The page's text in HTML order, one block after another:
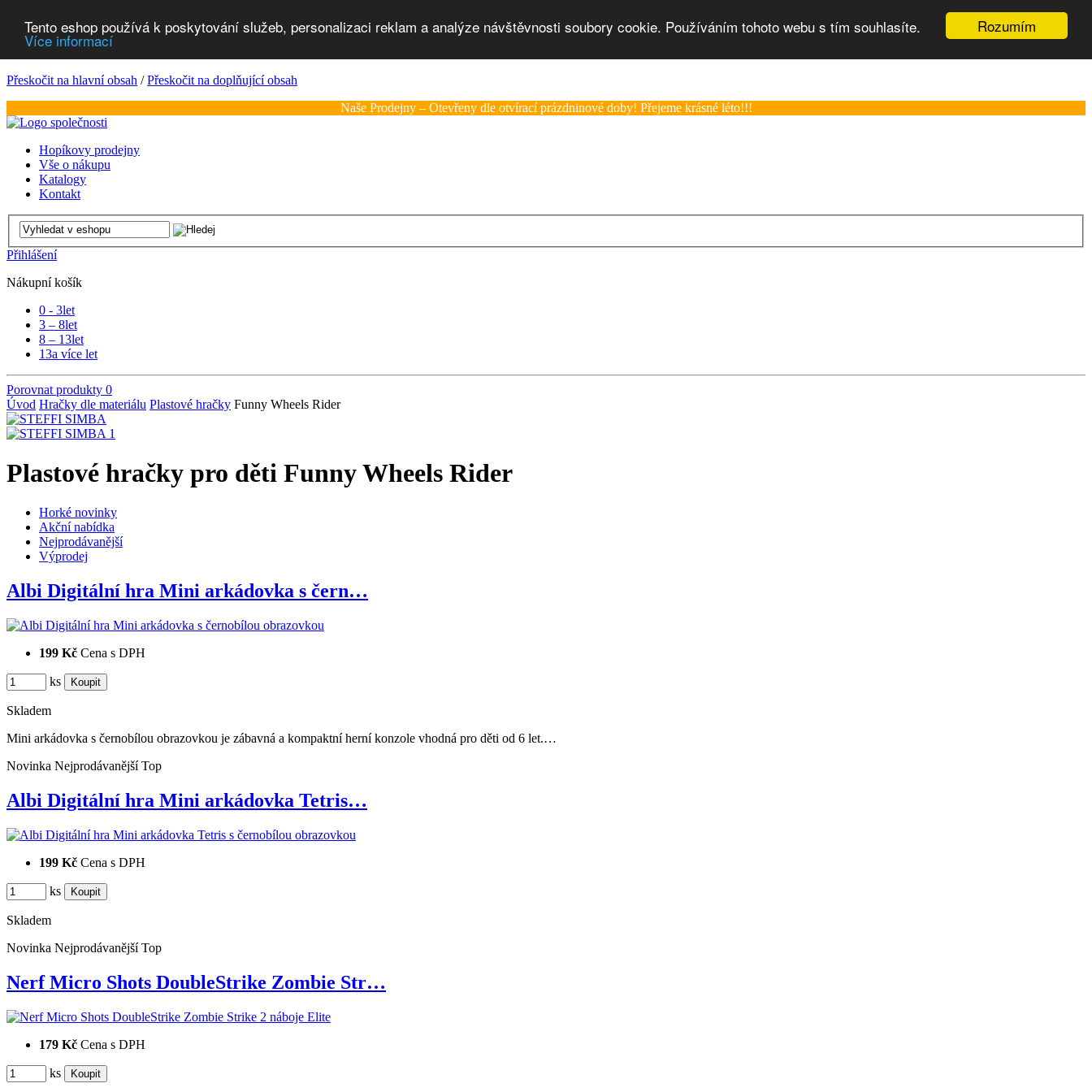
Rozumím
Tento eshop používá k poskytování služeb, personalizaci reklam a analýze návštěvnosti soubory cookie. Používáním tohoto webu s tím souhlasíte.
Více informací
Přeskočit na hlavní obsah /Přeskočit na doplňující obsah
Naše Prodejny – Otevřeny dle otvírací prázdninové doby! Přejeme krásné léto!!!
Hopíkovy prodejny
Vše o nákupu
Katalogy
Kontakt
Přihlášení
Nákupní košík
0 - 3let
3 – 8let
8 – 13let
13a více let
Porovnat produkty 0
Úvod Hračky dle materiálu Plastové hračky Funny Wheels Rider
Plastové hračky pro děti Funny Wheels Rider
Horké novinky
Akční nabídka
Nejprodávanější
Výprodej
Albi Digitální hra Mini arkádovka s čern…
199 Kč Cena s DPH
ks
Skladem
Mini arkádovka s černobílou obrazovkou je zábavná a kompaktní herní konzole vhodná pro děti od 6 let.…
Novinka Nejprodávanější Top
Albi Digitální hra Mini arkádovka Tetris…
199 Kč Cena s DPH
ks
Skladem
Novinka Nejprodávanější Top
Nerf Micro Shots DoubleStrike Zombie Str…
179 Kč Cena s DPH
ks